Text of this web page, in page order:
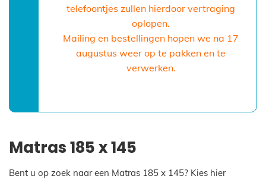
telefoontjes zullen hierdoor vertraging
oplopen.
Mailing en bestellingen hopen we na 17
augustus weer op te pakken en te
verwerken.
Matras 185 x 145
Bent u op zoek naar een Matras 185 x 145? Kies hier